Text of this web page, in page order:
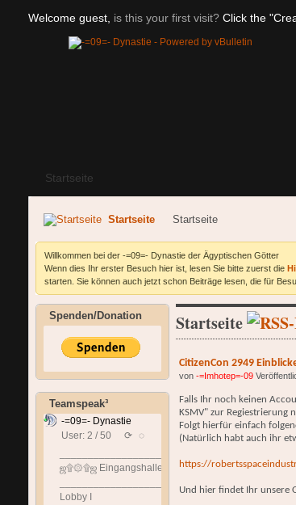
Welcome guest, is this your first visit? Click the
Startseite
Startseite Startseite
Willkommen bei der -=09=- Dynastie der Ägyptischen Götter
Wenn dies Ihr erster Besuch hier ist, lesen Sie bitte zuerst die
starten. Sie können auch jetzt schon Beiträge lesen, die für
Spenden/Donation
Teamspeak³
-=09=- Dynastie
User: 2 / 50
⟳ ◌
ஜ۩۞۩ஜ Eingangshalle ஜ۩۞۩ஜ
Lobby I
Startseite
CitizenCon 2949
von-=Imhotep=-09
Falls Ihr noch keinen
KSMV" zur Regiestrierung
Folgt hierfür einfach
(Natürlich habt auch ihr
https://
Und hier findet Ihr unsere